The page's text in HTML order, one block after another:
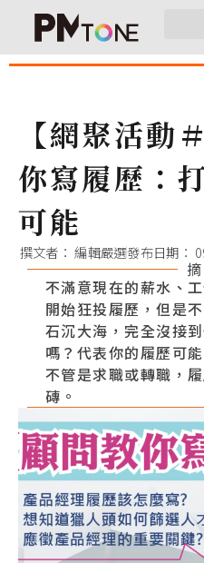
【網聚活動
你寫履歷：
可能
撰文者： 編輯嚴選發布日期：
不滿意現在的薪水、
開始狂投履歷，但是
石沉大海，完全沒接
嗎？代表你的履歷可
不管是求職或轉職，
磚。